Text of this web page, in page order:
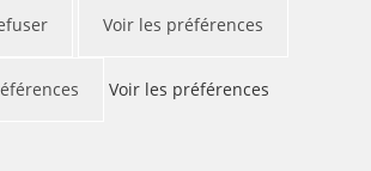
Voir les préférences
Voir les préférences